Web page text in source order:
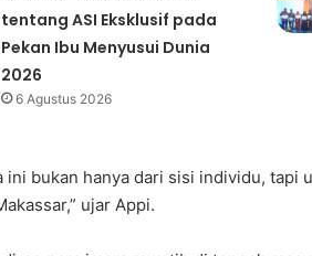
tentang ASI Eksklusif pada
Pekan Ibu Menyusui Dunia
2026
6 Agustus 2026
ini bukan hanya dari sisi individu, tapi
ujar Appi.